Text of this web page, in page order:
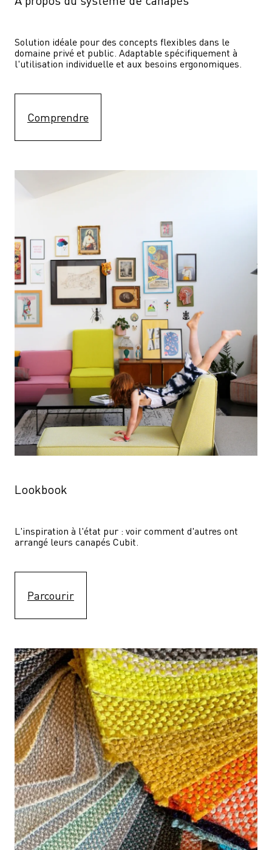
Solution idéale pour des concepts flexibles dans le
domaine privé et public. Adaptable spécifiquement à
l'utilisation individuelle et aux besoins ergonomiques.
Comprendre
Lookbook
L'inspiration à l'état pur : voir comment d'autres ont
arrangé leurs canapés Cubit.
Parcourir